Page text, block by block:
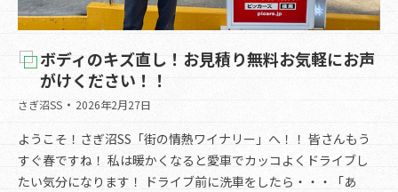
ボディのキズ直し！お見積り無料お気軽にお声
がけください！！
さぎ沼SS 2026年2月27日
ようこそ！さぎ沼SS「街の情熱ワイナリー」へ！！ 皆さんもう
すぐ春ですね！ 私は暖かくなると愛車でカッコよくドライブし
たい気分になります！ ドライブ前に洗車をしたら・・・「あ